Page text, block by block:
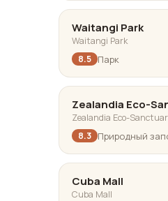
Waitangi Park
Waitangi Park
8.5 Парк
Zealandia Eco-
Zealandia Eco-
8.3 Природный
Cuba Mall
Cuba Mall